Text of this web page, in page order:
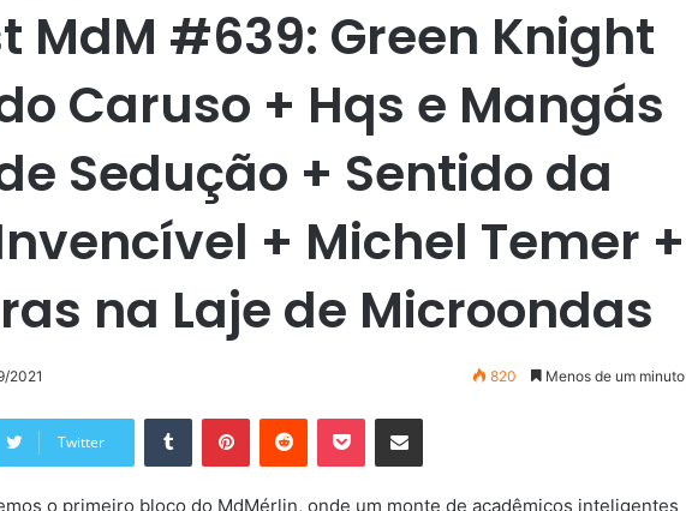
MdM #639: Green Knight
Caruso + Hqs e Mangás
Sedução + Sentido da
+ Michel Temer +
na Laje de Microondas
2021 820 Menos de um minuto
Twitter
Tumblr PinterestReddit Pocket Compartilhar via e-mail
o primeiro bloco do MdMérlin, onde um monte de acadêmicos inteligentes